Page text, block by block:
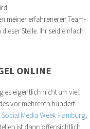
meiner erfahreneren Team-
Stelle. Ihr seid einfach
ONLINE
es eigentlich nicht um viel.
vor mehreren hundert
Social Media Week Hamburg,
ist dann offensichtlich